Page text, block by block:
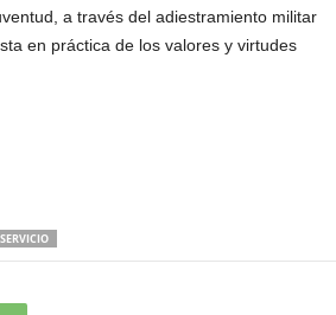
a través del adiestramiento militar
en práctica de los valores y virtudes
SERVICIO